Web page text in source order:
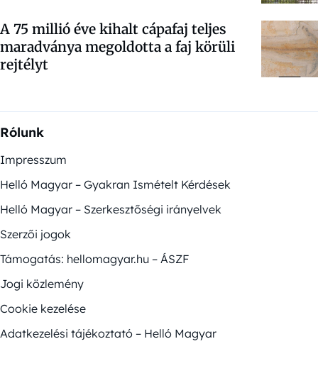
A 75 millió éve kihalt cápafaj teljes
maradványa megoldotta a faj körüli
rejtélyt
Rólunk
Impresszum
Helló Magyar – Gyakran Ismételt Kérdések
Helló Magyar – Szerkesztőségi irányelvek
Szerzői jogok
Támogatás: hellomagyar.hu – ÁSZF
Jogi közlemény
Cookie kezelése
Adatkezelési tájékoztató – Helló Magyar